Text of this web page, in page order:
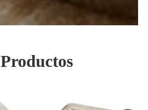
Productos